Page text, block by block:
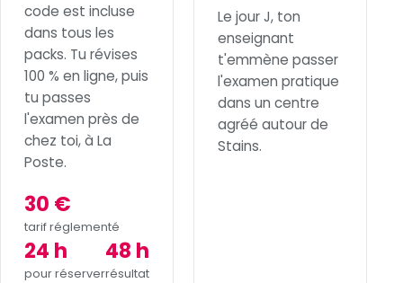
code est incluse
dans tous les
packs. Tu révises
100 % en ligne, puis
tu passes
l'examen près de
chez toi, à La
Poste.
30 €
tarif réglementé
24 h
pour réserver
48 h
résultat
Le jour J, ton
enseignant
t'emmène passer
l'examen pratique
dans un centre
agréé autour de
Stains.